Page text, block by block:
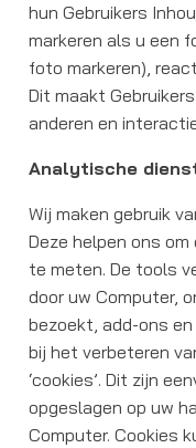
hun Gebruikers
markeren als u een
foto markeren),
Dit maakt
anderen en
Analytische
Wij maken gebruik
Deze helpen ons
te meten. De tools
door uw Computer,
bezoekt, add-ons
bij het verbeteren
‘cookies’. Dit zijn
opgeslagen op uw
Computer. Cookies